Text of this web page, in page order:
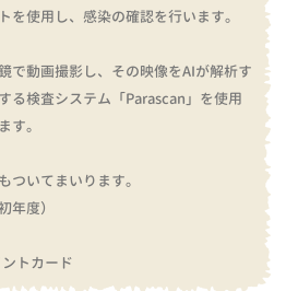
を使用し、感染の確認を行います。
で動画撮影し、その映像をAIが解析す
る検査システム「Parascan」を使用
す。
ついてまいります。
年度）
トカード